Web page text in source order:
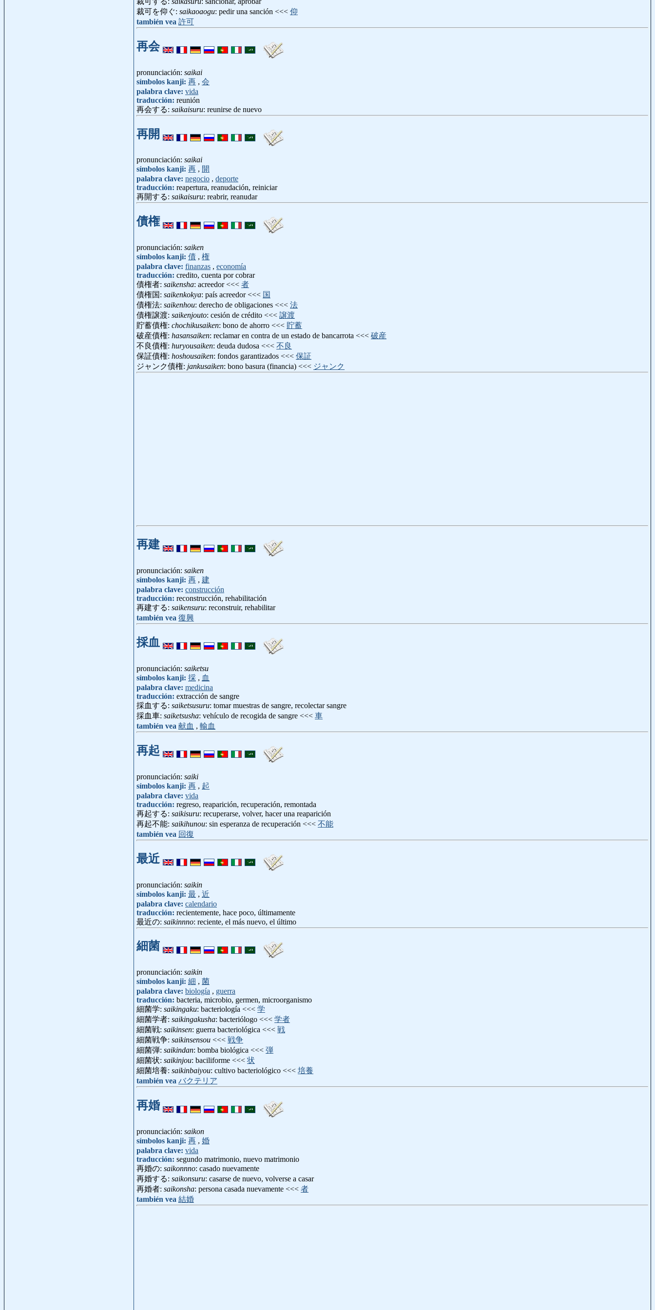
裁可を仰ぐ: saikaoaogu: pedir una sanción <<< 仰
también vea 許可
再会
pronunciación: saikai
símbolos kanji: 再 , 会
palabra clave: vida
traducción: reunión
再会する: saikaisuru: reunirse de nuevo
再開
pronunciación: saikai
símbolos kanji: 再 , 開
palabra clave: negocio , deporte
traducción: reapertura, reanudación, reiniciar
再開する: saikaisuru: reabrir, reanudar
債権
pronunciación: saiken
símbolos kanji: 債 , 権
palabra clave: finanzas , economía
traducción: credito, cuenta por cobrar
債権者: saikensha: acreedor <<< 者
債権国: saikenkokya: país acreedor <<< 国
債権法: saikenhou: derecho de obligaciones <<< 法
債権譲渡: saikenjouto: cesión de crédito <<< 譲渡
貯蓄債権: chochikusaiken: bono de ahorro <<< 貯蓄
破産債権: hasansaiken: reclamar en contra de un estado de bancarrota <<< 破産
不良債権: huryousaiken: deuda dudosa <<< 不良
保証債権: hoshousaiken: fondos garantizados <<< 保証
ジャンク債権: jankusaiken: bono basura (financia) <<< ジャンク
再建
pronunciación: saiken
símbolos kanji: 再 , 建
palabra clave: construcción
traducción: reconstrucción, rehabilitación
再建する: saikensuru: reconstruir, rehabilitar
también vea 復興
採血
pronunciación: saiketsu
símbolos kanji: 採 , 血
palabra clave: medicina
traducción: extracción de sangre
採血する: saiketsusuru: tomar muestras de sangre, recolectar sangre
採血車: saiketsusha: vehículo de recogida de sangre <<< 車
también vea 献血 , 輸血
再起
pronunciación: saiki
símbolos kanji: 再 , 起
palabra clave: vida
traducción: regreso, reaparición, recuperación, remontada
再起する: saikisuru: recuperarse, volver, hacer una reaparición
再起不能: saikihunou: sin esperanza de recuperación <<< 不能
también vea 回復
最近
pronunciación: saikin
símbolos kanji: 最 , 近
palabra clave: calendario
traducción: recientemente, hace poco, últimamente
最近の: saikinnno: reciente, el más nuevo, el último
細菌
pronunciación: saikin
símbolos kanji: 細 , 菌
palabra clave: biología , guerra
traducción: bacteria, microbio, germen, microorganismo
細菌学: saikingaku: bacteriología <<< 学
細菌学者: saikingakusha: bacteriólogo <<< 学者
細菌戦: saikinsen: guerra bacteriológica <<< 戦
細菌戦争: saikinsensou <<< 戦争
細菌弾: saikindan: bomba biológica <<< 弾
細菌状: saikinjou: baciliforme <<< 状
細菌培養: saikinbaiyou: cultivo bacteriológico <<< 培養
también vea バクテリア
再婚
pronunciación: saikon
símbolos kanji: 再 , 婚
palabra clave: vida
traducción: segundo matrimonio, nuevo matrimonio
再婚の: saikonnno: casado nuevamente
再婚する: saikonsuru: casarse de nuevo, volverse a casar
再婚者: saikonsha: persona casada nuevamente <<< 者
también vea 結婚